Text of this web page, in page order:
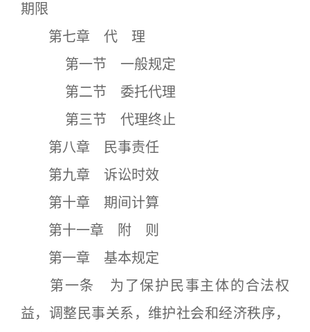
期限
第七章 代 理
第一节 一般规定
第二节 委托代理
第三节 代理终止
第八章 民事责任
第九章 诉讼时效
第十章 期间计算
第十一章 附 则
第一章 基本规定
第一条 为了保护民事主体的合法权
益，调整民事关系，维护社会和经济秩序，